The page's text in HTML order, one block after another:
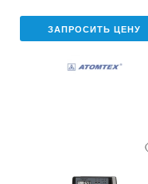
ЗАПРОСИТЬ ЦЕНУ